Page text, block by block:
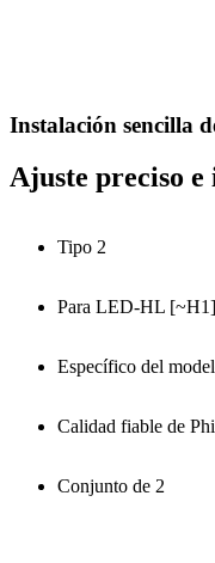
Instalación sencilla
Ajuste preciso
Tipo 2
Para LED-HL [~H1]
Específico del
Calidad fiable de
Conjunto de 2